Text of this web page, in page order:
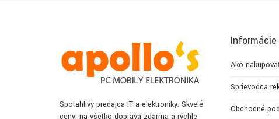
Spoľahlivý predajca IT a elektroniky. Skvelé
ceny, na všetko doprava zdarma a rýchle
Informácie
Ako
Sprievodca
Obchodné